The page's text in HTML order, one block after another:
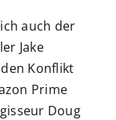
auch der
Jake
Konflikt
Prime
Doug